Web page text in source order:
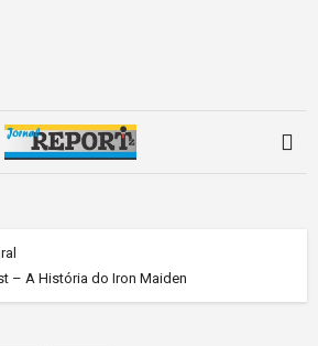
– A História do Iron Maiden